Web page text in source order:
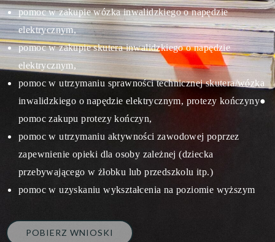
pomoc w zakupie wózka inwalidzkiego o napędzie
elektrycznym,
pomoc w zakupie skutera inwalidzkiego o napędzie
elektrycznym,
pomoc w utrzymaniu sprawności technicznej skutera/wózka
inwalidzkiego o napędzie elektrycznym, protezy kończyny●
pomoc zakupu protezy kończyn,
pomoc w utrzymaniu aktywności zawodowej poprzez
zapewnienie opieki dla osoby zależnej (dziecka
przebywającego w żłobku lub przedszkolu itp.)
pomoc w uzyskaniu wykształcenia na poziomie wyższym
POBIERZ WNIOSKI